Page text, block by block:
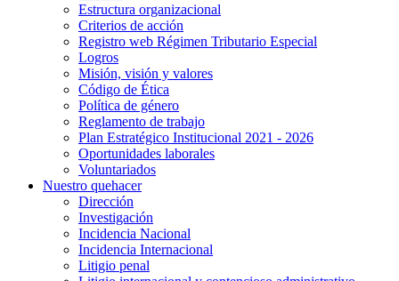
Estructura organizacional
Criterios de acción
Registro web Régimen Tributario Especial
Logros
Misión, visión y valores
Código de Ética
Política de género
Reglamento de trabajo
Plan Estratégico Institucional 2021 - 2026
Oportunidades laborales
Voluntariados
Nuestro quehacer
Dirección
Investigación
Incidencia Nacional
Incidencia Internacional
Litigio penal